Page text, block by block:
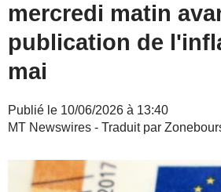
mercredi matin
publication de
mai
Publié le 10/06/2026 à 13:40
MT Newswires - Traduit par